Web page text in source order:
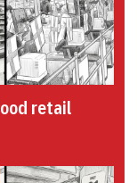
retail